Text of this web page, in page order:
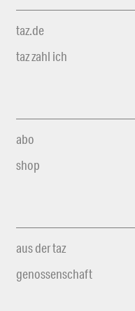
taz.de
taz zahl ich
abo
shop
aus der taz
genossenschaft